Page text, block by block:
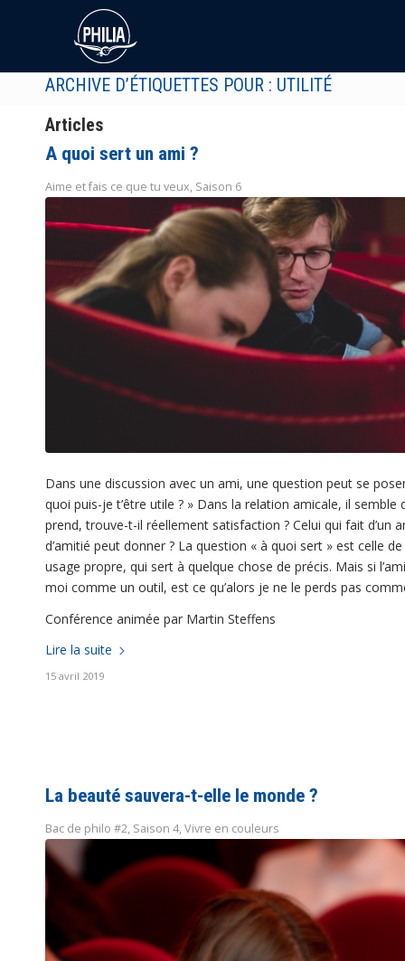
ARCHIVE D’ÉTIQUETTES POUR : UTILITÉ
Articles
A quoi sert un ami ?
Aime et fais ce que tu veux, Saison 6
Dans une discussion avec un ami, une question peut se
quoi puis-je t’être utile ? » Dans la relation amicale, il
prend, trouve-t-il réellement satisfaction ? Celui qui fait
d’amitié peut donner ? La question « à quoi sert » est celle
usage propre, qui sert à quelque chose de précis. Mais si
moi comme un outil, est ce qu’alors je ne le perds pas
Conférence animée par Martin Steffens
Lire la suite
15 avril 2019
La beauté sauvera-t-elle le monde ?
Bac de philo #2, Saison 4, Vivre en couleurs